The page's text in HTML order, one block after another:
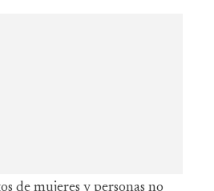
de mujeres y personas no